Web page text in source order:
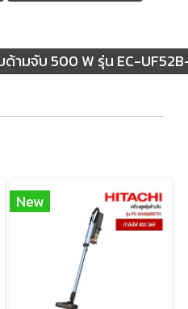
ามจับ 500 W รุ่น EC-
New